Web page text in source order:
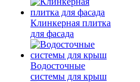
Клинкерная плитка
для фасада
Водосточные
системы для крыш